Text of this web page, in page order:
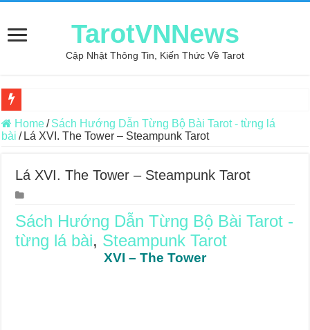
TarotVNNews
Cập Nhật Thông Tin, Kiến Thức Về Tarot
Review may áo thun tại xưởng may Dony
Top 5 Cuốn Sách Hướng Dẫn Đọc Bài Tarot Bằng Tiếng Việt
Konxari Cards – Trải Nghiệm Kết Nối Với Thế Giới Tâm Linh
Querent Tìm Đến Nhiều Tarot Reader Nhưng Không Thấy Thỏa
Journey Of Love Oracle – Lá Số 70: Heaven
Journey Of Love Oracle – Lá Số 69: Contemplation
Journey Of Love Oracle – Lá Số 68: Drop Into Your Heart
Home/ Sách Hướng Dẫn Từng Bộ Bài Tarot - từng lá
bài / Lá XVI. The Tower – Steampunk Tarot
Lá XVI. The Tower – Steampunk Tarot
Sách Hướng Dẫn Từng Bộ Bài Tarot -
từng lá bài, Steampunk Tarot
XVI – The Tower